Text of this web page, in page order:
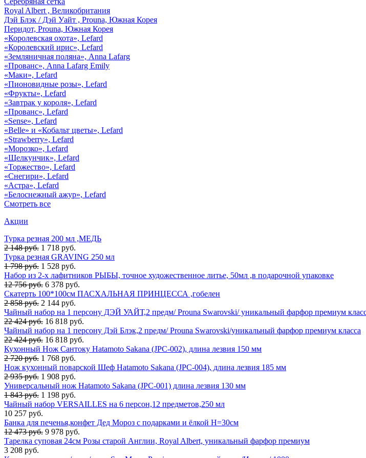
Royal Albert , Великобритания
Дэй Блэк / Дэй Уайт , Prouna, Южная Корея
Перидот, Prouna, Южная Корея
«Королевская охота», Lefard
«Королевский ирис», Lefard
«Земляничная поляна», Anna Lafarg
«Прованс», Anna Lafarg Emily
«Маки», Lefard
«Пионовидные розы», Lefard
«Фрукты», Lefard
«Завтрак у короля», Lefard
«Прованс», Lefard
«Sense», Lefard
«Belle» и «Кобальт цветы», Lefard
«Strawberry», Lefard
«Морозко», Lefard
«Щелкунчик», Lefard
«Торжество», Lefard
«Снегири», Lefard
«Астра», Lefard
«Белоснежный ажур», Lefard
Смотреть все
Акции
Турка резная 200 мл ,МЕДЬ
2 148 руб. 1 718 руб.
Турка резная GRAVING 250 мл
1 798 руб. 1 528 руб.
Набор из 2-х лафитников РЫБЫ, точное художественное литье, 50мл ,в подарочной упаковке
12 756 руб. 6 378 руб.
Скатерть 100*100см ПАСХАЛЬНАЯ ПРИНЦЕССА ,гобелен
2 858 руб. 2 144 руб.
Чайный набор на 1 персону ДЭЙ УАЙТ,2 предм/ Prouna Swarovski/ уникальный фарфор премиум
22 424 руб. 16 818 руб.
Чайный набор на 1 персону Дэй Блэк,2 предм/ Prouna Swarovski/уникальный фарфор премиум класса
22 424 руб. 16 818 руб.
Кухонный Нож Сантоку Hatamoto Sakana (JPC-002), длина лезвия 150 мм
2 720 руб. 1 768 руб.
Нож кухонный поварской Шеф Hatamoto Sakana (JPC-004), длина лезвия 185 мм
2 935 руб. 1 908 руб.
Универсальный нож Hatamoto Sakana (JPC-001) длина лезвия 130 мм
1 843 руб. 1 198 руб.
Чайный набор VERSAILLES на 6 персон,12 предметов,250 мл
10 257 руб.
Банка для печенья,конфет Дед Мороз с подарками и ёлкой H=30см
12 473 руб. 9 978 руб.
Тарелка суповая 24см Розы старой Англии, Royal Albert, уникальный фарфор премиум
3 208 руб.